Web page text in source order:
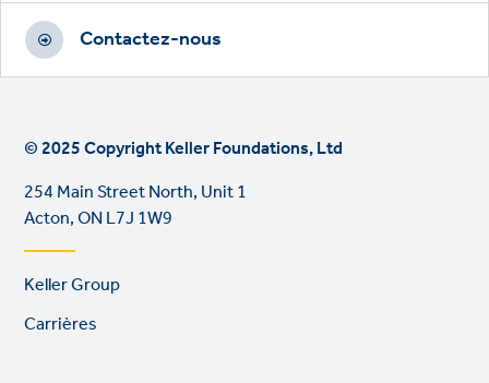
Contactez-nous
© 2025 Copyright Keller Foundations, Ltd
254 Main Street North, Unit 1
Acton, ON L7J 1W9
Footer
links
Keller Group
Carrières